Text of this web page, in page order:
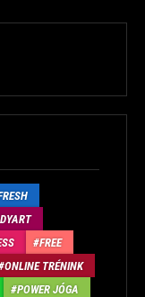
FREE
ONLINE TRÉNINK
POWER JÓGA